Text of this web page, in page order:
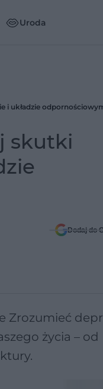
Uroda
i układzie
skutki
Dodaj do
Zrozumieć
życia – od